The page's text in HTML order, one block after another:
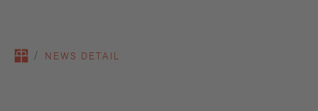
NEWS DETAIL